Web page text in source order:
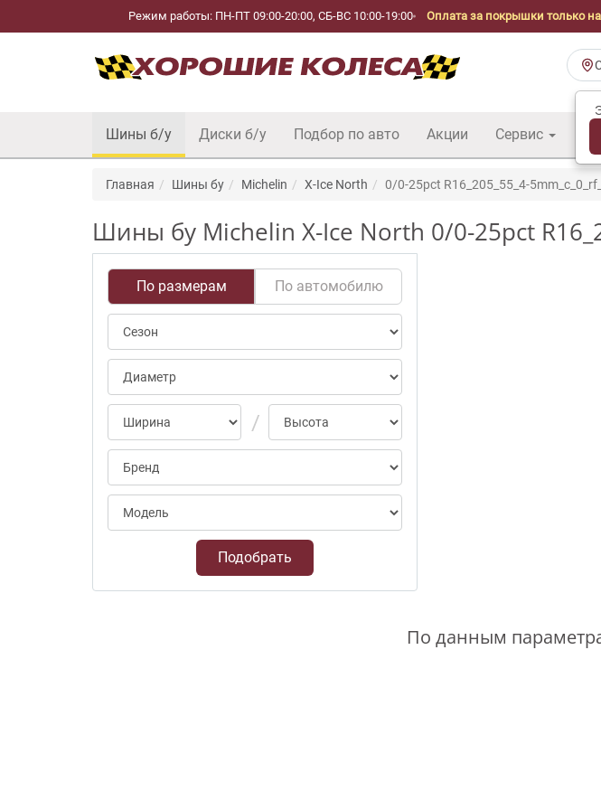
Режим работы: ПН-ПТ 09:00-20:00, СБ-ВС 10:00-19:00 Оплата за покрышки только
Шины б/у Диски б/у Подбор по авто Акции Сервис
Главная Шины бу Michelin X-Ice North 0/0-25pct R16_205_55_4-
Шины бу Michelin X-Ice North 0/0-25pct
По размерам По автомобилю
Подобрать
По данным